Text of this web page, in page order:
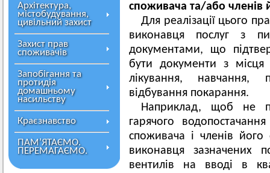
Архітектура,
містобудування,
цивільний захист
Захист прав
споживачів
Запобігання та
протидія
домашньому
насильству
Краєзнавство
ПАМ’ЯТАЄМО.
ПЕРЕМАГАЄМО.
споживача та/або членів
Для реалізації цього
виконавця послуг з
документами, що
бути документи з
лікування, навчання,
відбування покарання.
Наприклад, щоб не
гарячого
споживача і членів його
виконавця зазначених
вентилів на вводі в